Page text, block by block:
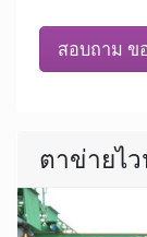
สอบถาม ข
ตาข่ายไ